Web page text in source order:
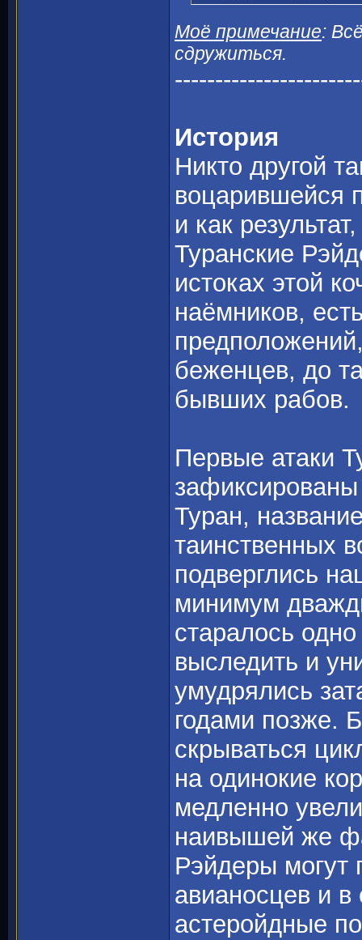
Моё примечание:
сдружиться.
История
Никто другой
воцарившейся
и как
Туранские
истоках этой
наёмников,
беженцев, до
бывших рабов.
Первые атаки
Туран,
таинственных
подверглись
минимум
старалось
выследить и
умудрялись
годами позже.
скрываться
на одинокие
медленно
наивышей же
Рэйдеры могут
авианосцев и в
астеройдные